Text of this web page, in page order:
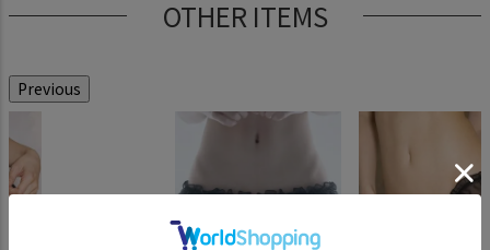
OTHER ITEMS
Previous